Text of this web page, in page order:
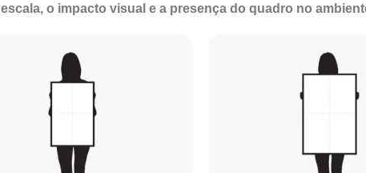
escala, o impacto visual e a presença do quadro no